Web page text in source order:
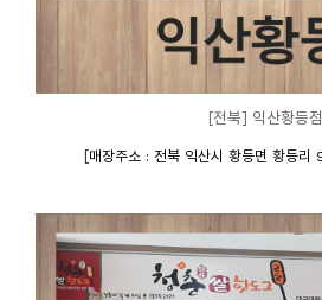
[전북] 익산황등점
[매장주소 : 전북 익산시 황등면 황등